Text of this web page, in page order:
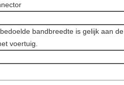
bandbreedte is gelijk aan de
voertuig.